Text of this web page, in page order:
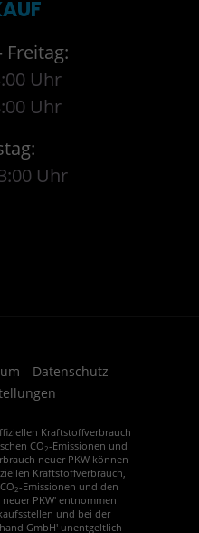
Freitag:
Uhr
Uhr
Uhr
Datenschutz
Kraftstoffverbrauch
CO2-Emissionen und
neuer PKW können
Kraftstoffverbrauch,
2-Emissionen und den
PKW' entnommen
und bei der
GmbH' unentgeltlich